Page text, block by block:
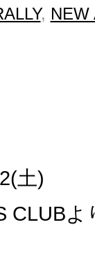
, NEW
土)
CLUBよ